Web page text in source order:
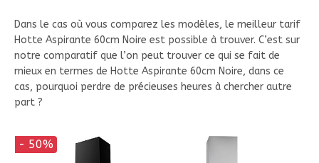
Dans le cas où vous comparez les modèles, le meilleur tarif
Hotte Aspirante 60cm Noire est possible à trouver. C’est sur
notre comparatif que l’on peut trouver ce qui se fait de
mieux en termes de Hotte Aspirante 60cm Noire, dans ce
cas, pourquoi perdre de précieuses heures à chercher autre
part ?
- 50%